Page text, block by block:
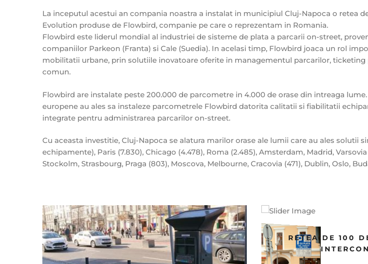
La inceputul acestui an compania noastra a instalat in municipiul Cluj-Napoca o retea
Evolution produse de Flowbird, companie pe care o reprezentam in Romania.
Flowbird este liderul mondial al industriei de sisteme de plata a parcarii on-street,
companiilor Parkeon (Franta) si Cale (Suedia). In acelasi timp, Flowbird joaca un rol
mobilitatii urbane, prin solutiile inovatoare oferite in managementul parcarilor,
comun.
Flowbird are instalate peste 200.000 de parcometre in 4.000 de orase din intreaga
europene au ales sa instaleze parcometrele Flowbird datorita calitatii si fiabilitatii
integrate pentru administrarea parcarilor on-street.
Cu aceasta investitie, Cluj-Napoca se alatura marilor orase ale lumii care au ales solutii
echipamente), Paris (7.830), Chicago (4.478), Roma (2.485), Amsterdam, Madrid, Varsovia
Stockolm, Strasbourg, Praga (803), Moscova, Melbourne, Cracovia (471), Dublin, Oslo,
RETEA DE 100 DE PARCOMETRE
INTERCONECTATE